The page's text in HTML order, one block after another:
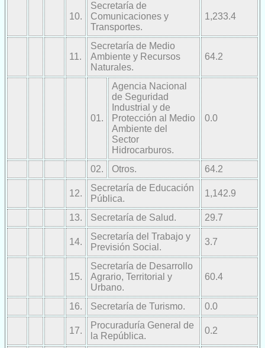
10.
Secretaría de
Comunicaciones y
Transportes.
1,233.4
11.
Secretaría de Medio
Ambiente y Recursos
Naturales.
64.2
01.
Agencia Nacional
de Seguridad
Industrial y de
Protección al Medio
Ambiente del
Sector
Hidrocarburos.
0.0
02. Otros. 64.2
12.
Secretaría de Educación
Pública.
1,142.9
13. Secretaría de Salud. 29.7
14.
Secretaría del Trabajo y
Previsión Social.
3.7
15.
Secretaría de Desarrollo
Agrario, Territorial y
Urbano.
60.4
16. Secretaría de Turismo. 0.0
17.
Procuraduría General de
la República.
0.2